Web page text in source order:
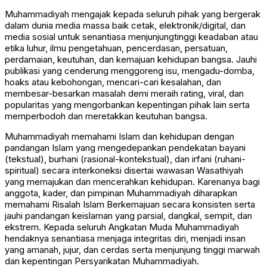
Muhammadiyah mengajak kepada seluruh pihak yang bergerak
dalam dunia media massa baik cetak, elektronik/digital, dan
media sosial untuk senantiasa menjunjungtinggi keadaban atau
etika luhur, ilmu pengetahuan, pencerdasan, persatuan,
perdamaian, keutuhan, dan kemajuan kehidupan bangsa. Jauhi
publikasi yang cenderung menggoreng isu, mengadu-domba,
hoaks atau kebohongan, mencari-cari kesalahan, dan
membesar-besarkan masalah demi meraih rating, viral, dan
popularitas yang mengorbankan kepentingan pihak lain serta
memperbodoh dan meretakkan keutuhan bangsa.
Muhammadiyah memahami Islam dan kehidupan dengan
pandangan Islam yang mengedepankan pendekatan bayani
(tekstual), burhani (rasional-kontekstual), dan irfani (ruhani-
spiritual) secara interkoneksi disertai wawasan Wasathiyah
yang memajukan dan mencerahkan kehidupan. Karenanya bagi
anggota, kader, dan pimpinan Muhammadiyah diharapkan
memahami Risalah Islam Berkemajuan secara konsisten serta
jauhi pandangan keislaman yang parsial, dangkal, sempit, dan
ekstrem. Kepada seluruh Angkatan Muda Muhammadiyah
hendaknya senantiasa menjaga integritas diri, menjadi insan
yang amanah, jujur, dan cerdas serta menjunjung tinggi marwah
dan kepentingan Persyarikatan Muhammadiyah.